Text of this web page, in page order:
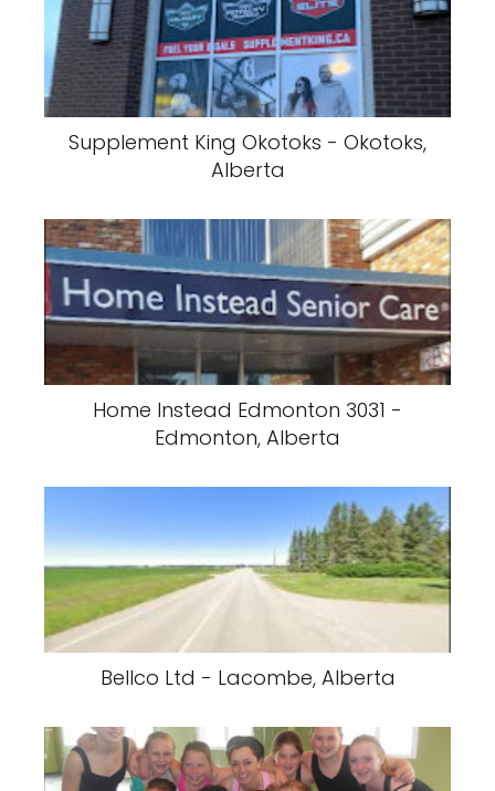
Supplement King Okotoks - Okotoks,
Alberta
Home Instead Edmonton 3031 -
Edmonton, Alberta
Bellco Ltd - Lacombe, Alberta